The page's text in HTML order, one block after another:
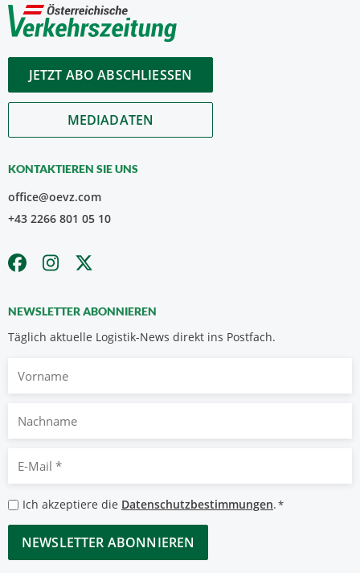
JETZT ABO ABSCHLIESSEN
MEDIADATEN
KONTAKTIEREN SIE UNS
office@oevz.com
+43 2266 801 05 10
NEWSLETTER ABONNIEREN
Täglich aktuelle Logistik-News direkt ins Postfach.
Nachname
Mail
*
Datenschutzbestimmungen
*
Ich akzeptiere die Datenschutzbestimmungen.*
CAPTCHA